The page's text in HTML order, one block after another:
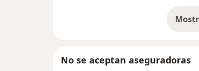
No se aceptan aseguradoras